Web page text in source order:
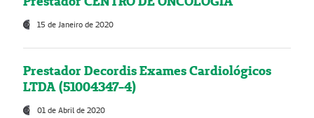
15 de Janeiro de 2020
Prestador Decordis Exames Cardiológicos
LTDA (51004347-4)
01 de Abril de 2020